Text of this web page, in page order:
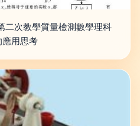
二次教學質量檢測數學理科
用思考